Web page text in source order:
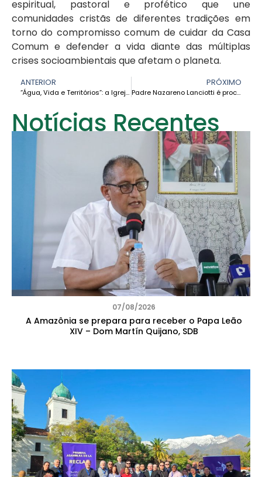
espiritual, pastoral e profético que une
comunidades cristãs de diferentes tradições em
torno do compromisso comum de cuidar da Casa
Comum e defender a vida diante das múltiplas
crises socioambientais que afetam o planeta.
ANTERIOR
“Água, Vida e Territórios”: a Igreja amazônica se prepara para o XII FOSPA 2026
PRÓXIMO
Padre Nazareno Lanciotti é proclamado beato em histórica celebração na Amazônia brasileira
Notícias Recentes
07/08/2026
A Amazônia se prepara para receber o Papa Leão
XIV – Dom Martín Quijano, SDB